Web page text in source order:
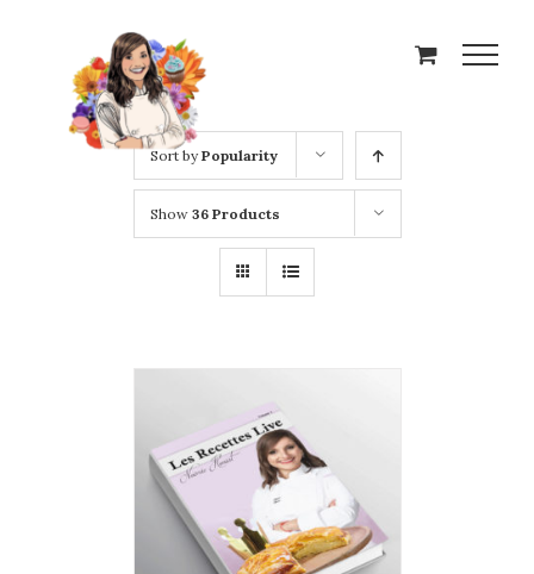
content
Sort byPopularity
Show 36 Products
ADD TO CART
/
DETAILS